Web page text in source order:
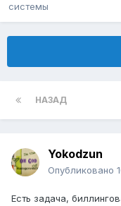
системы
НАЗАД
Yokodzun
Опубликовано
Есть задача,